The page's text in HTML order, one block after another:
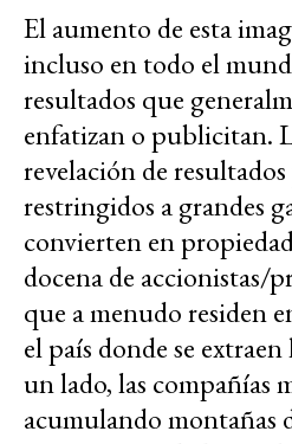
El aumento de esta
incluso en todo el
resultados que
enfatizan o publicitan.
revelación de
restringidos a grandes
convierten en
docena de accionistas/
que a menudo residen
el país donde se
un lado, las compañías
acumulando montañas